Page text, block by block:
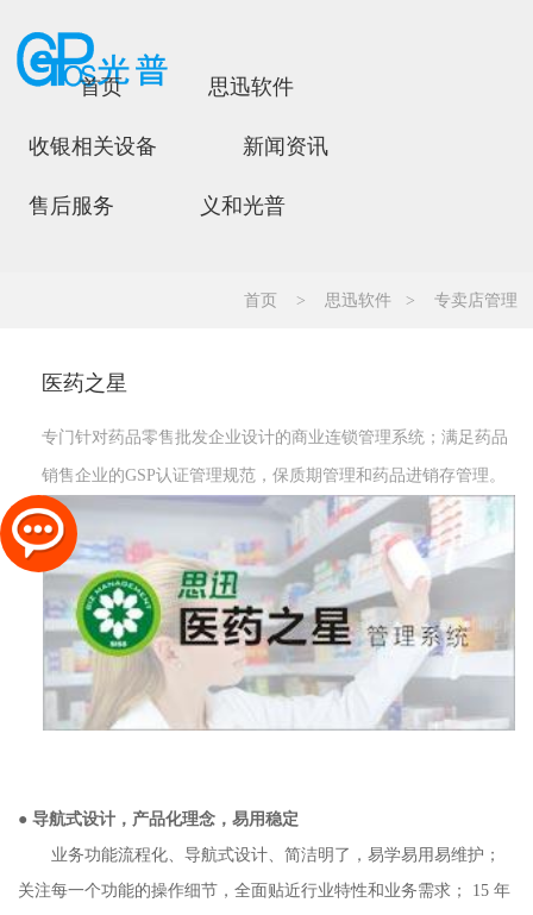
首页 思迅软件
收银相关设备 新闻资讯
售后服务 义和光普
首页 > 思迅软件 > 专卖店管理
医药之星
专门针对药品零售批发企业设计的商业连锁管理系统；满足药品
销售企业的GSP认证管理规范，保质期管理和药品进销存管理。
● 导航式设计，产品化理念，易用稳定
业务功能流程化、导航式设计、简洁明了，易学易用易维护；
关注每一个功能的操作细节，全面贴近行业特性和业务需求； 15 年